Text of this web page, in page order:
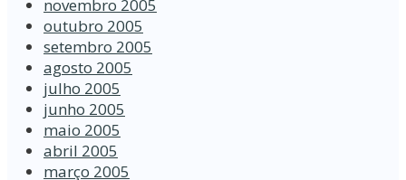
novembro 2005
outubro 2005
setembro 2005
agosto 2005
julho 2005
junho 2005
maio 2005
abril 2005
março 2005